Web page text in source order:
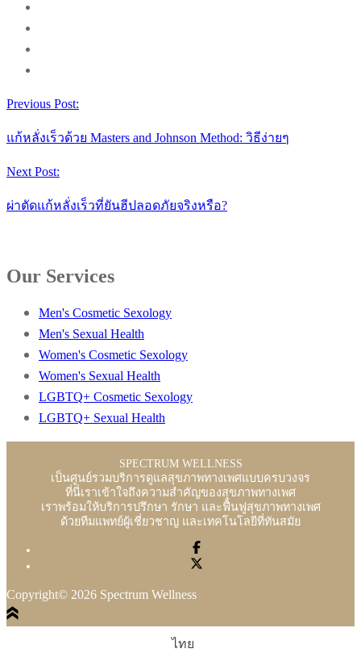
Previous Post:
แก้หลั่งเร็วด้วย Masters and Johnson Method: วิธีง่ายๆ
Next Post:
ผ่าตัดแก้หลั่งเร็วที่ยันฮีปลอดภัยจริงหรือ?
Our Services
Men's Cosmetic Sexology
Men's Sexual Health
Women's Cosmetic Sexology
Women's Sexual Health
LGBTQ+ Cosmetic Sexology
LGBTQ+ Sexual Health
SPECTRUM WELLNESS
เป็นศูนย์รวมบริการดูแลสุขภาพทางเพศแบบครบวงจร
ที่นี่เราเข้าใจถึงความสำคัญของสุขภาพทางเพศ
เราพร้อมให้บริการปรึกษา รักษา และฟื้นฟูสุขภาพทางเพศ
ด้วยทีมแพทย์ผู้เชี่ยวชาญ และเทคโนโลยีที่ทันสมัย
Copyright© 2026 Spectrum Wellness
ไทย